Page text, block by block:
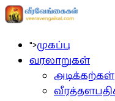
">முகப்பு
வரலாறுகள்
அடிக்கற்கள்